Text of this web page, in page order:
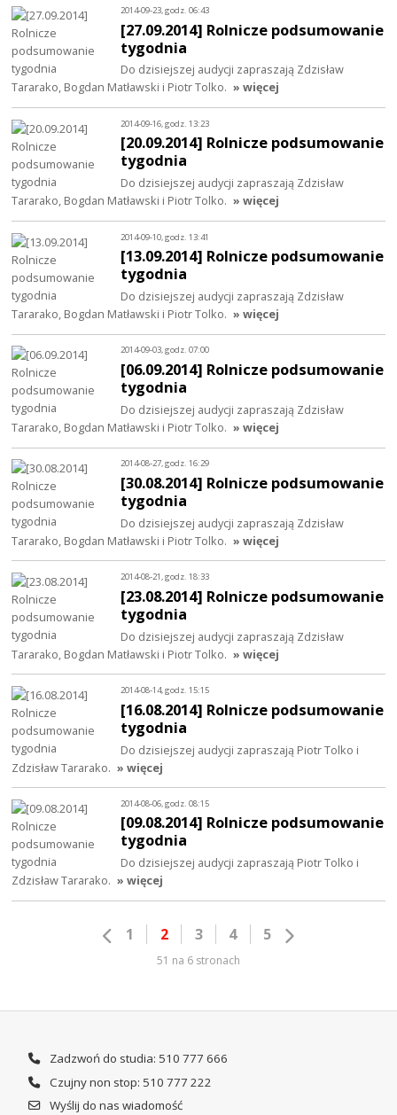
2014-09-23, godz. 06:43
[27.09.2014] Rolnicze podsumowanie
tygodnia
Do dzisiejszej audycji zapraszają Zdzisław
Tararako, Bogdan Matławski i Piotr Tolko. » więcej
2014-09-16, godz. 13:23
[20.09.2014] Rolnicze podsumowanie
tygodnia
Do dzisiejszej audycji zapraszają Zdzisław
Tararako, Bogdan Matławski i Piotr Tolko. » więcej
2014-09-10, godz. 13:41
[13.09.2014] Rolnicze podsumowanie
tygodnia
Do dzisiejszej audycji zapraszają Zdzisław
Tararako, Bogdan Matławski i Piotr Tolko. » więcej
2014-09-03, godz. 07:00
[06.09.2014] Rolnicze podsumowanie
tygodnia
Do dzisiejszej audycji zapraszają Zdzisław
Tararako, Bogdan Matławski i Piotr Tolko. » więcej
2014-08-27, godz. 16:29
[30.08.2014] Rolnicze podsumowanie
tygodnia
Do dzisiejszej audycji zapraszają Zdzisław
Tararako, Bogdan Matławski i Piotr Tolko. » więcej
2014-08-21, godz. 18:33
[23.08.2014] Rolnicze podsumowanie
tygodnia
Do dzisiejszej audycji zapraszają Zdzisław
Tararako, Bogdan Matławski i Piotr Tolko. » więcej
2014-08-14, godz. 15:15
[16.08.2014] Rolnicze podsumowanie
tygodnia
Do dzisiejszej audycji zapraszają Piotr Tolko i
Zdzisław Tararako. » więcej
2014-08-06, godz. 08:15
[09.08.2014] Rolnicze podsumowanie
tygodnia
Do dzisiejszej audycji zapraszają Piotr Tolko i
Zdzisław Tararako. » więcej
1 2 3 4 5
51 na 6 stronach
Zadzwoń do studia: 510 777 666
Czujny non stop: 510 777 222
Wyślij do nas wiadomość